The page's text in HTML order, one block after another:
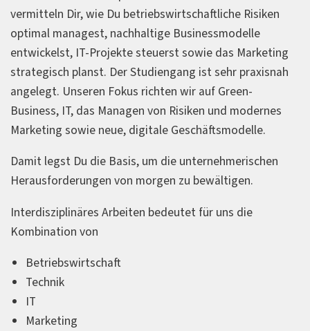
vermitteln Dir, wie Du betriebswirtschaftliche Risiken
optimal managest, nachhaltige Businessmodelle
entwickelst, IT-Projekte steuerst sowie das Marketing
strategisch planst. Der Studiengang ist sehr praxisnah
angelegt. Unseren Fokus richten wir auf Green-
Business, IT, das Managen von Risiken und modernes
Marketing sowie neue, digitale Geschäftsmodelle.
Damit legst Du die Basis, um die unternehmerischen
Herausforderungen von morgen zu bewältigen.
Interdisziplinäres Arbeiten bedeutet für uns die
Kombination von
Betriebswirtschaft
Technik
IT
Marketing